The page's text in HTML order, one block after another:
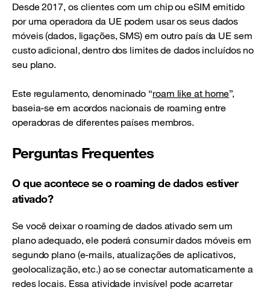
Desde 2017, os clientes com um chip ou eSIM emitido
por uma operadora da UE podem usar os seus dados
móveis (dados, ligações, SMS) em outro país da UE sem
custo adicional, dentro dos limites de dados incluídos no
seu plano.
Este regulamento, denominado “roam like at home”,
baseia-se em acordos nacionais de roaming entre
operadoras de diferentes países membros.
Perguntas Frequentes
O que acontece se o roaming de dados estiver
ativado?
Se você deixar o roaming de dados ativado sem um
plano adequado, ele poderá consumir dados móveis em
segundo plano (e-mails, atualizações de aplicativos,
geolocalização, etc.) ao se conectar automaticamente a
redes locais. Essa atividade invisível pode acarretar